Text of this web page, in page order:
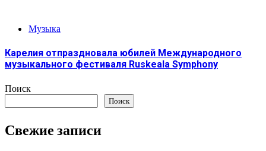
Музыка
Карелия отпраздновала юбилей Международного
музыкального фестиваля Ruskeala Symphony
Поиск
Поиск
Свежие записи